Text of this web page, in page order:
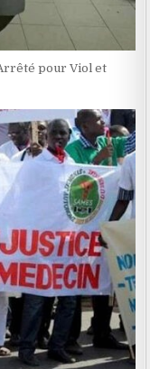
pour Viol et